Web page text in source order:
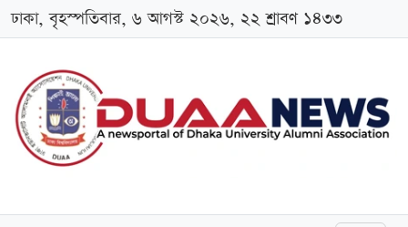
ঢাকা, বৃহস্পতিবার, ৬ আগস্ট ২০২৬, ২২ শ্রাবণ ১৪৩৩